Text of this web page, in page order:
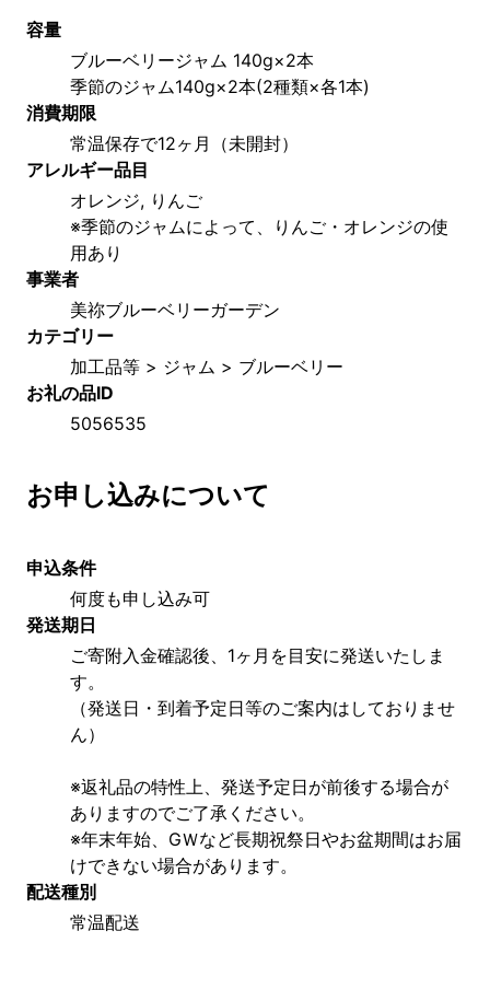
容量
ブルーベリージャム 140g×2本
季節のジャム140g×2本(2種類×各1本)
消費期限
常温保存で12ヶ月（未開封）
アレルギー品目
オレンジ, りんご
※季節のジャムによって、りんご・オレンジの使
用あり
事業者
美祢ブルーベリーガーデン
カテゴリー
加工品等 > ジャム > ブルーベリー
お礼の品ID
5056535
お申し込みについて
申込条件
何度も申し込み可
発送期日
ご寄附入金確認後、1ヶ月を目安に発送いたしま
す。
（発送日・到着予定日等のご案内はしておりませ
ん）
※返礼品の特性上、発送予定日が前後する場合が
ありますのでご了承ください。
※年末年始、GＷなど長期祝祭日やお盆期間はお届
けできない場合があります。
配送種別
常温配送